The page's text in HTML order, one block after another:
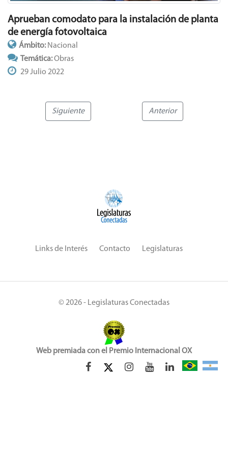
Aprueban comodato para la instalación de planta
de energía fotovoltaica
Ámbito: Nacional
Temática:Obras
29 Julio 2022
Siguiente Anterior
Links de Interés Contacto Legislaturas
© 2026 - Legislaturas Conectadas
Web premiada con el Premio Internacional OX